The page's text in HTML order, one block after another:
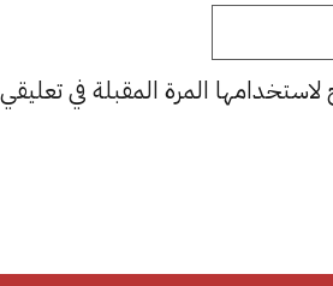
المرة المقبلة في